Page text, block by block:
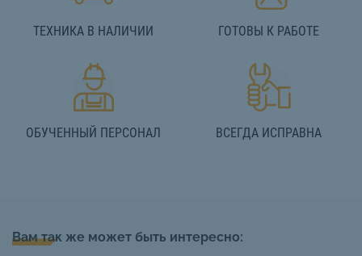
ТЕХНИКА В НАЛИЧИИ ГОТОВЫ К РАБОТЕ
ОБУЧЕННЫЙ ПЕРСОНАЛ ВСЕГДА ИСПРАВНА
Вам так же может быть интересно: